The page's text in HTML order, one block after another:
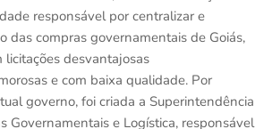
responsável por centralizar e
das compras governamentais de Goiás,
licitações desvantajosas
e com baixa qualidade. Por
governo, foi criada a Superintendência
Governamentais e Logística, responsável